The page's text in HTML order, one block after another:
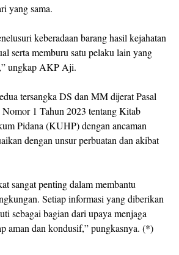
yang sama.
keberadaan barang hasil kejahatan
serta memburu satu pelaku lain yang
ungkap AKP Aji.
tersangka DS dan MM dijerat Pasal
1 Tahun 2023 tentang Kitab
Pidana (KUHP) dengan ancaman
dengan unsur perbuatan dan akibat
sangat penting dalam membantu
Setiap informasi yang diberikan
sebagai bagian dari upaya menjaga
aman dan kondusif,” pungkasnya. (*)